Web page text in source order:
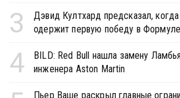
3
Дэвид Култхард предсказал,
одержит первую победу в
4
BILD: Red Bull нашла замену
инженера Aston Martin
Пьер Ваше раскрыл главные